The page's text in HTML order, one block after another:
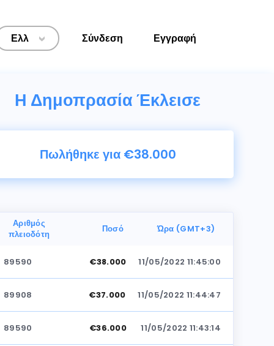
Ελλ > Σύνδεση Εγγραφή
Η Δημοπρασία Έκλεισε
Πωλήθηκε για €38.000
Αριθμός
πλειοδότη
Ποσό Ώρα (GMT+3)
89590 €38.000 11/05/2022 11:45:00
89908 €37.000 11/05/2022 11:44:47
89590 €36.000 11/05/2022 11:43:14